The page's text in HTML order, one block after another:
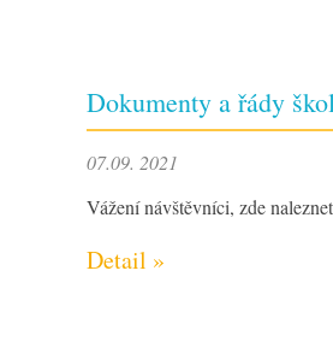
Dokumenty a řády
07.09. 2021
Vážení návštěvníci, zde
Detail »